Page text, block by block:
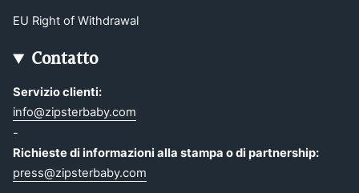
EU Right of Withdrawal
Contatto
Servizio clienti:
info@zipsterbaby.com
-
Richieste di informazioni alla stampa o di partnership:
press@zipsterbaby.com